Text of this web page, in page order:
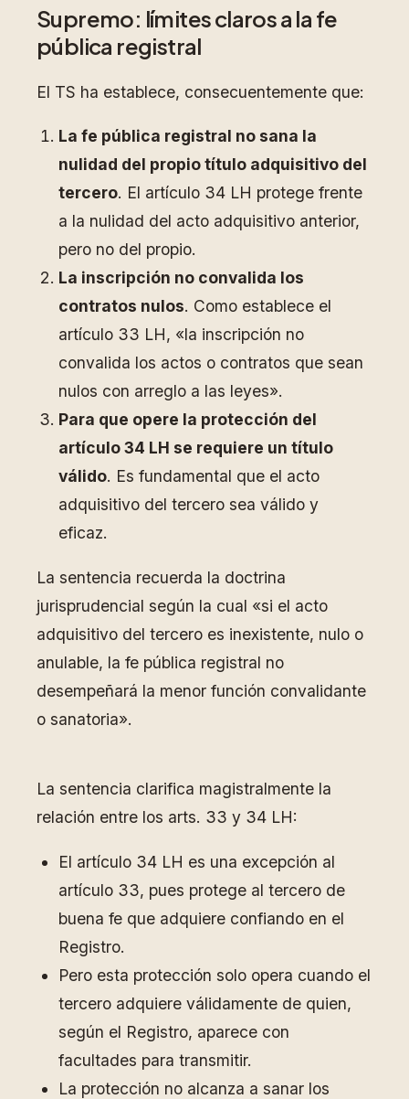
Supremo: límites claros a la fe
pública registral
El TS ha establece, consecuentemente que:
La fe pública registral no sana la
nulidad del propio título adquisitivo del
tercero. El artículo 34 LH protege frente
a la nulidad del acto adquisitivo anterior,
pero no del propio.
La inscripción no convalida los
contratos nulos. Como establece el
artículo 33 LH, «la inscripción no
convalida los actos o contratos que sean
nulos con arreglo a las leyes».
Para que opere la protección del
artículo 34 LH se requiere un título
válido. Es fundamental que el acto
adquisitivo del tercero sea válido y
eficaz.
La sentencia recuerda la doctrina
jurisprudencial según la cual «si el acto
adquisitivo del tercero es inexistente, nulo o
anulable, la fe pública registral no
desempeñará la menor función convalidante
o sanatoria».
La sentencia clarifica magistralmente la
relación entre los arts. 33 y 34 LH:
El artículo 34 LH es una excepción al
artículo 33, pues protege al tercero de
buena fe que adquiere confiando en el
Registro.
Pero esta protección solo opera cuando el
tercero adquiere válidamente de quien,
según el Registro, aparece con
facultades para transmitir.
La protección no alcanza a sanar los